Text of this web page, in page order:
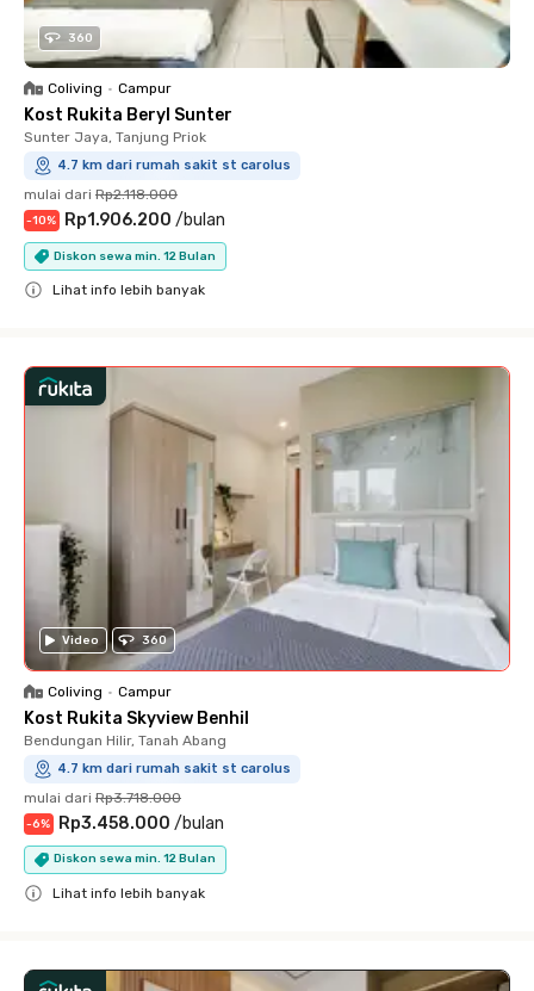
360
Coliving • Campur
Kost Rukita Beryl Sunter
Sunter Jaya, Tanjung Priok
4.7 km dari rumah sakit st carolus
mulai dari Rp2.118.000
-10% Rp1.906.200 /bulan
Diskon sewa min. 12 Bulan
Lihat info lebih banyak
Video 360
Coliving • Campur
Kost Rukita Skyview Benhil
Bendungan Hilir, Tanah Abang
4.7 km dari rumah sakit st carolus
mulai dari Rp3.718.000
-6% Rp3.458.000 /bulan
Diskon sewa min. 12 Bulan
Lihat info lebih banyak